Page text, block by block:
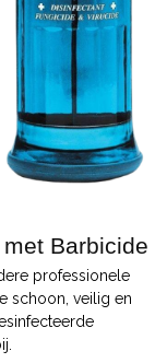
Barbicide
professionele
schoon, veilig en